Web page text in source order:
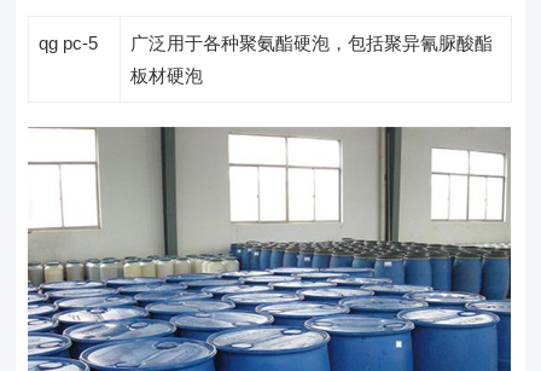
qg pc-5
广泛用于各种聚氨酯硬泡，包括聚异氰脲酸酯
板材硬泡